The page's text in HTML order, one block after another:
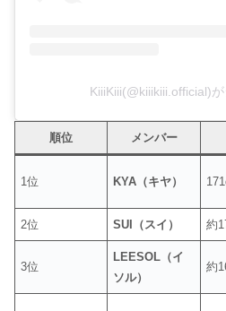
KiiiKiii(@kiiikiii.official)
順位 メンバー
1位 KYA（キヤ）
2位 SUI（スイ） 約
3位
LEESOL（イ
ソル）
約